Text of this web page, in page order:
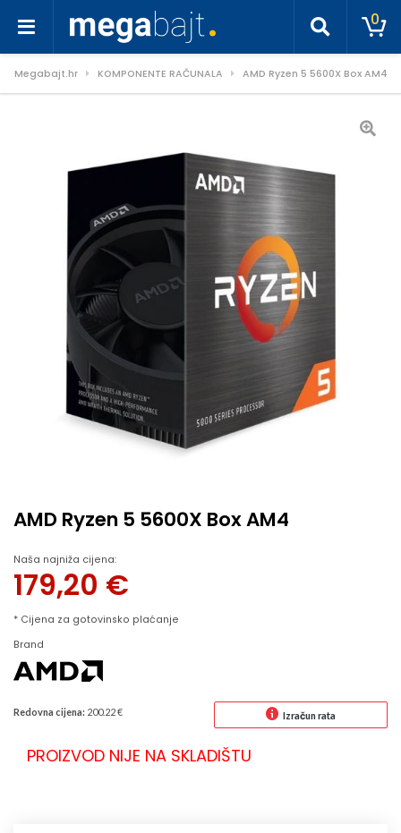
0
Megabajt.hr KOMPONENTE RAČUNALA AMD Ryzen 5 5600X Box AM4
AMD Ryzen 5 5600X Box AM4
Naša najniža cijena:
179,20 €
* Cijena za gotovinsko plaćanje
Brand
Redovna cijena: 200.22 € Izračun rata
PROIZVOD NIJE NA SKLADIŠTU